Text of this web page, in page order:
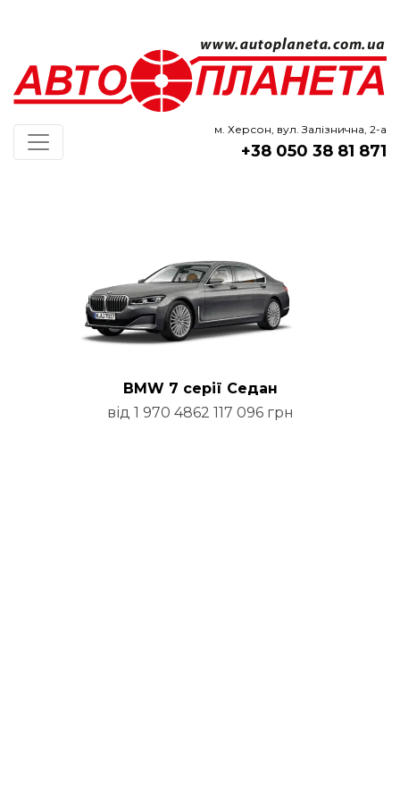
м. Херсон, вул. Залізнична, 2-а
+38 050 38 81 871
BMW 7 серії Седан
від 1 970 4862 117 096 грн